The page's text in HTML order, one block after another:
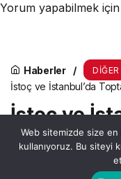
Yorum yapabilmek için
Haberler DIĞER
İstoç ve İstanbul’da
İstoç ve
Kozmetik
Web sitemizde size
kullanıyoruz. Bu siteyi